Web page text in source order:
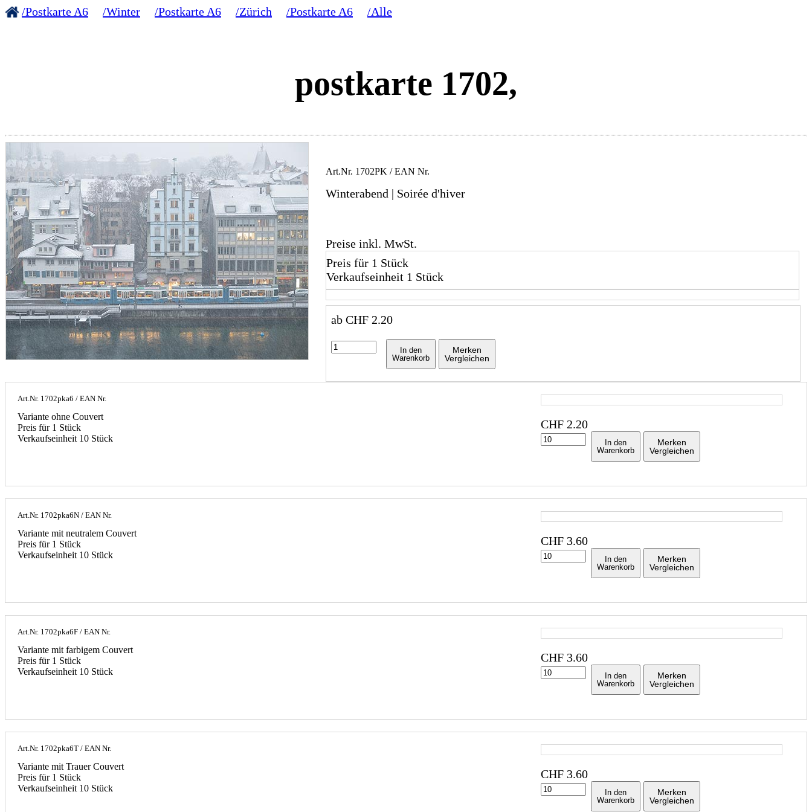
/Postkarte A6 /Winter /Postkarte A6 /Zürich /Postkarte A6 /Alle
postkarte 1702,
Art.Nr. 1702PK / EAN Nr.
Winterabend | Soirée d'hiver
Preise inkl. MwSt.
Preis für 1 Stück
Verkaufseinheit 1 Stück
ab CHF 2.20
In den
Warenkorb
Merken
Vergleichen
Art.Nr. 1702pka6 / EAN Nr.
Variante ohne Couvert
Preis für 1 Stück
Verkaufseinheit 10 Stück
CHF 2.20
In den
Warenkorb
Merken
Vergleichen
Art.Nr. 1702pka6N / EAN Nr.
Variante mit neutralem Couvert
Preis für 1 Stück
Verkaufseinheit 10 Stück
CHF 3.60
In den
Warenkorb
Merken
Vergleichen
Art.Nr. 1702pka6F / EAN Nr.
Variante mit farbigem Couvert
Preis für 1 Stück
Verkaufseinheit 10 Stück
CHF 3.60
In den
Warenkorb
Merken
Vergleichen
Art.Nr. 1702pka6T / EAN Nr.
Variante mit Trauer Couvert
Preis für 1 Stück
Verkaufseinheit 10 Stück
CHF 3.60
In den
Warenkorb
Merken
Vergleichen